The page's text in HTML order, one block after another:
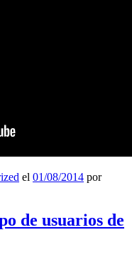
el 01/08/2014 por
de usuarios de